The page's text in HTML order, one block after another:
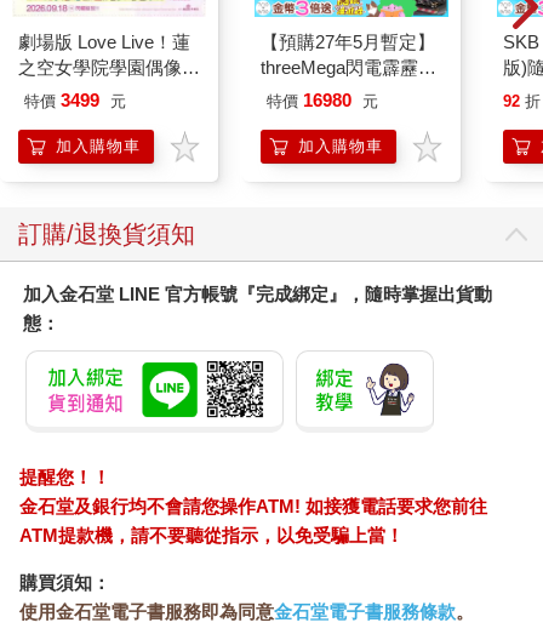
劇場版 Love Live！蓮
之空女學院學園偶像俱
樂部 Bloom Garden
組
特價 3499 元
加入購物車
【預購27年5月暫定】
threeMega閃電霹靂車
VA Hi-SPEC UNITED
SIREN 黑色限定
特價 16980 元
加入購物車
版)
92 折
訂購/退換貨須知
加入金石堂 LINE 官方帳號『完成綁定』，隨時掌握出貨動
態：
提醒您！！
金石堂及銀行均不會請您操作ATM! 如接獲電話要求您前往
ATM提款機，請不要聽從指示，以免受騙上當！
購買須知：
使用金石堂電子書服務即為同意金石堂電子書服務條款。